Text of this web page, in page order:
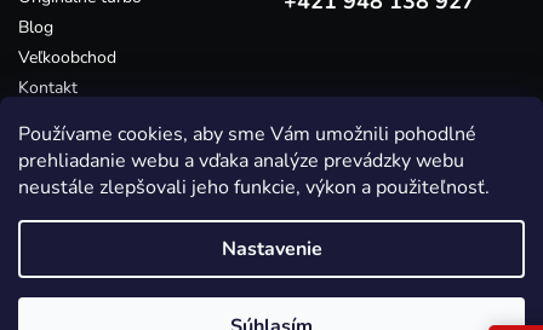
Používame cookies, aby sme Vám umožnili pohodlné
prehliadanie webu a vďaka analýze prevádzky webu
neustále zlepšovali jeho funkcie, výkon a použiteľnosť.
Nastavenie
Blog
Veľkoobchod
Kontakt
Turboarena.sk - Predaj originálnych a repasovaných